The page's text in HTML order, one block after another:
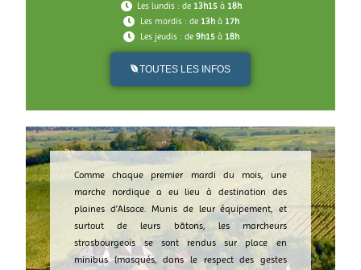
Les lundis : de 13h15 à 18h
Les mardis : de 13hà 17h
Les jeudis : de 9h15à 18h
TOUTES LES INFOS
Comme chaque premier mardi du mois, une
marche nordique a eu lieu à destination des
plaines d’Alsace. Munis de leur équipement, et
surtout de leurs bâtons, les marcheurs
strasbourgeois se sont rendus sur place en
minibus (masqués, dans le respect des gestes